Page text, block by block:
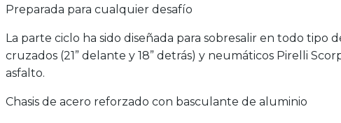
Preparada para cualquier desafío
La parte ciclo ha sido diseñada para sobresalir en todo tipo
cruzados (21” delante y 18” detrás) y neumáticos Pirelli
asfalto.
Chasis de acero reforzado con basculante de aluminio